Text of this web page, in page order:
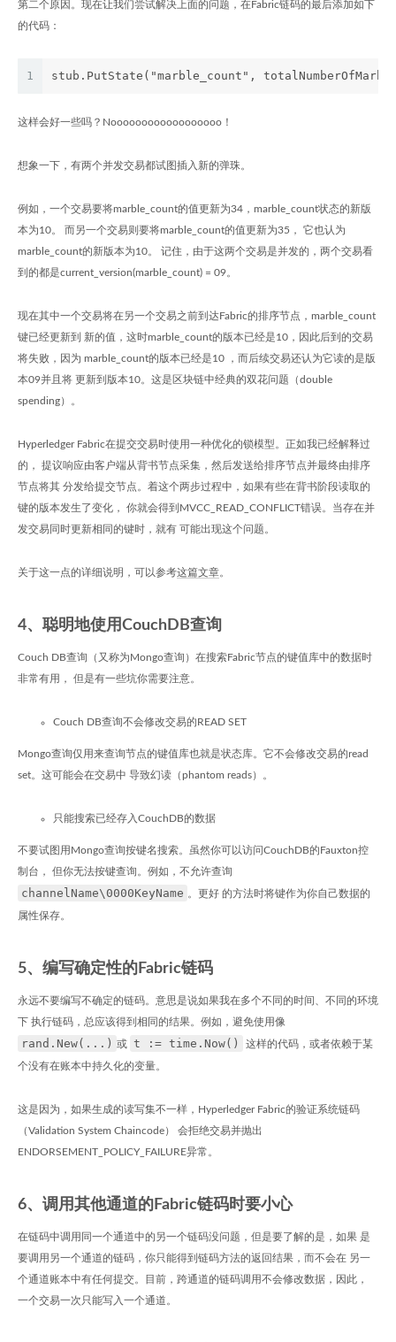
第二个原因。现在让我们尝试解决上面的问题，在Fabric链码的最后添加如下
的代码：
1 stub.PutState("marble_count",
这样会好一些吗？Noooooooooooooooooo！
想象一下，有两个并发交易都试图插入新的弹珠。
例如，一个交易要将marble_count的值更新为34，marble_count状态的新版
本为10。 而另一个交易则要将marble_count的值更新为35， 它也认为
marble_count的新版本为10。 记住，由于这两个交易是并发的，两个交易看
到的都是current_version(marble_count) = 09。
现在其中一个交易将在另一个交易之前到达Fabric的排序节点，marble_count
键已经更新到 新的值，这时marble_count的版本已经是10，因此后到的交易
将失败，因为 marble_count的版本已经是10 ，而后续交易还认为它读的是版
本09并且将 更新到版本10。这是区块链中经典的双花问题（double
spending）。
Hyperledger Fabric在提交交易时使用一种优化的锁模型。正如我已经解释过
的， 提议响应由客户端从背书节点采集，然后发送给排序节点并最终由排序
节点将其 分发给提交节点。着这个两步过程中，如果有些在背书阶段读取的
键的版本发生了变化， 你就会得到MVCC_READ_CONFLICT错误。当存在并
发交易同时更新相同的键时，就有 可能出现这个问题。
关于这一点的详细说明，可以参考这篇文章。
4、聪明地使用CouchDB查询
Couch DB查询（又称为Mongo查询）在搜索Fabric节点的键值库中的数据时
非常有用， 但是有一些坑你需要注意。
Couch DB查询不会修改交易的READ SET
Mongo查询仅用来查询节点的键值库也就是状态库。它不会修改交易的read
set。这可能会在交易中 导致幻读（phantom reads）。
只能搜索已经存入CouchDB的数据
不要试图用Mongo查询按键名搜索。虽然你可以访问CouchDB的Fauxton控
制台， 但你无法按键查询。例如，不允许查询
channelName\0000KeyName 。更好 的方法时将键作为你自己数据的
属性保存。
5、编写确定性的Fabric链码
永远不要编写不确定的链码。意思是说如果我在多个不同的时间、不同的环境
下 执行链码，总应该得到相同的结果。例如，避免使用像
rand.New(...) 或 t := time.Now() 这样的代码，或者依赖于某
个没有在账本中持久化的变量。
这是因为，如果生成的读写集不一样，Hyperledger Fabric的验证系统链码
（Validation System Chaincode） 会拒绝交易并抛出
ENDORSEMENT_POLICY_FAILURE异常。
6、调用其他通道的Fabric链码时要小心
在链码中调用同一个通道中的另一个链码没问题，但是要了解的是，如果 是
要调用另一个通道的链码，你只能得到链码方法的返回结果，而不会在 另一
个通道账本中有任何提交。目前，跨通道的链码调用不会修改数据，因此，
一个交易一次只能写入一个通道。